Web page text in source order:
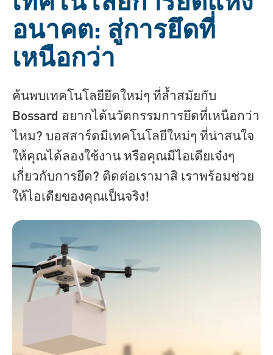
อนาคต: สู่การยึดที่
เหนือกว่า
ค้นพบเทคโนโลยียึดใหม่ๆ ที่ล้ำสมัยกับ
Bossard อยากได้นวัตกรรมการยึดที่เหนือกว่า
ไหม? บอสสาร์ดมีเทคโนโลยีใหม่ๆ ที่น่าสนใจ
ให้คุณได้ลองใช้งาน หรือคุณมีไอเดียเจ๋งๆ
เกี่ยวกับการยึด? ติดต่อเรามาสิ เราพร้อมช่วย
ให้ไอเดียของคุณเป็นจริง!